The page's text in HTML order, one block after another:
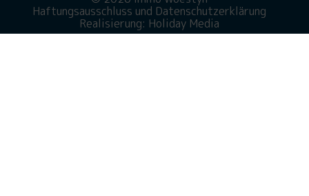
Haftungsausschluss und Datenschutzerklärung
Realisierung: Holiday Media